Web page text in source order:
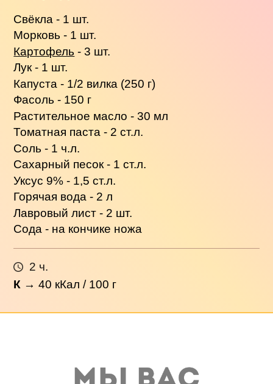
Свёкла - 1 шт.
Морковь - 1 шт.
Картофель - 3 шт.
Лук - 1 шт.
Капуста - 1/2 вилка (250 г)
Фасоль - 150 г
Растительное масло - 30 мл
Томатная паста - 2 ст.л.
Соль - 1 ч.л.
Сахарный песок - 1 ст.л.
Уксус 9% - 1,5 ст.л.
Горячая вода - 2 л
Лавровый лист - 2 шт.
Сода - на кончике ножа
2 ч.
К →40 кКал / 100 г